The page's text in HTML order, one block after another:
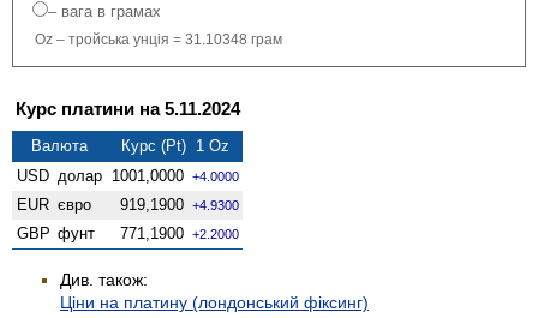
– вага в грамах
Oz – тройська унція = 31.10348 грам
Курс платини на 5.11.2024
Валюта
Курс (Pt) 1 Oz
USD долар 1001,0000 +4.0000
EUR євро 919,1900 +4.9300
GBP фунт 771,1900 +2.2000
Див. також:
Ціни на платину (лондонський фіксинг)